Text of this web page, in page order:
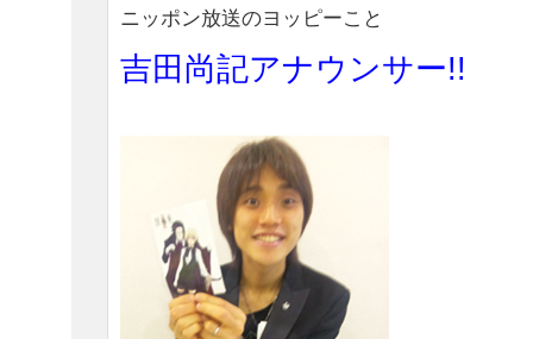
ニッポン放送のヨッピーこと
吉田尚記アナウンサー!!